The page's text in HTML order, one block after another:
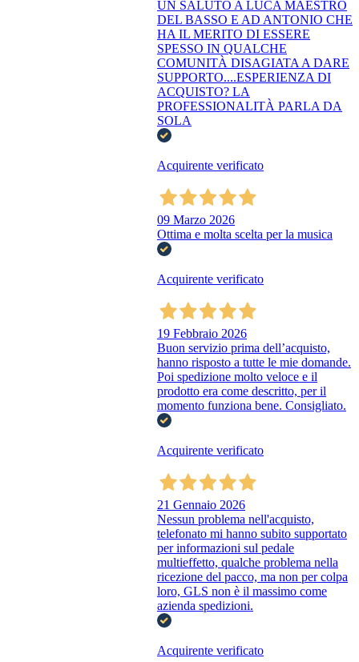
UN SALUTO A LUCA MAESTRO
DEL BASSO E AD ANTONIO CHE
HA IL MERITO DI ESSERE
SPESSO IN QUALCHE
COMUNITÀ DISAGIATA A DARE
SUPPORTO....ESPERIENZA DI
ACQUISTO? LA
PROFESSIONALITÀ PARLA DA
SOLA
Acquirente verificato
09 Marzo 2026
Ottima e molta scelta per la musica
Acquirente verificato
19 Febbraio 2026
Buon servizio prima dell’acquisto,
hanno risposto a tutte le mie domande.
Poi spedizione molto veloce e il
prodotto era come descritto, per il
momento funziona bene. Consigliato.
Acquirente verificato
21 Gennaio 2026
Nessun problema nell'acquisto,
telefonato mi hanno subito supportato
per informazioni sul pedale
multieffetto, qualche problema nella
ricezione del pacco, ma non per colpa
loro, GLS non è il massimo come
azienda spedizioni.
Acquirente verificato